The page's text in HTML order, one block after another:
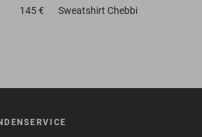
145 € Sweatshirt Chebbi